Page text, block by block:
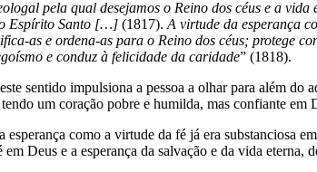
pela qual desejamos o Reino dos céus e a
Espírito Santo […] (1817). A virtude da esperança
as e ordena-as para o Reino dos céus; protege
e conduz à felicidade da caridade” (1818).
impulsiona a pessoa a olhar para além do
um coração pobre e humilda, mas confiante
como a virtude da fé já era substanciosa em
em Deus e a esperança da salvação e da vida